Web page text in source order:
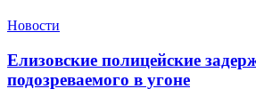
Новости
Елизовские полицейские
подозреваемого в угоне